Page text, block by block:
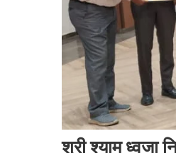
श्री श्याम ध्वजा